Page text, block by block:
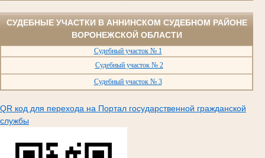
СУДЕБНЫЕ УЧАСТКИ В АННИНСКОМ СУДЕБНОМ РАЙОНЕ
ВОРОНЕЖСКОЙ ОБЛАСТИ
Судебный участок № 1
Судебный участок № 2
Судебный участок № 3
QR код для перехода на Портал государственной гражданской
службы